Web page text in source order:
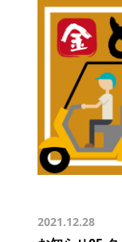
2021.12.28